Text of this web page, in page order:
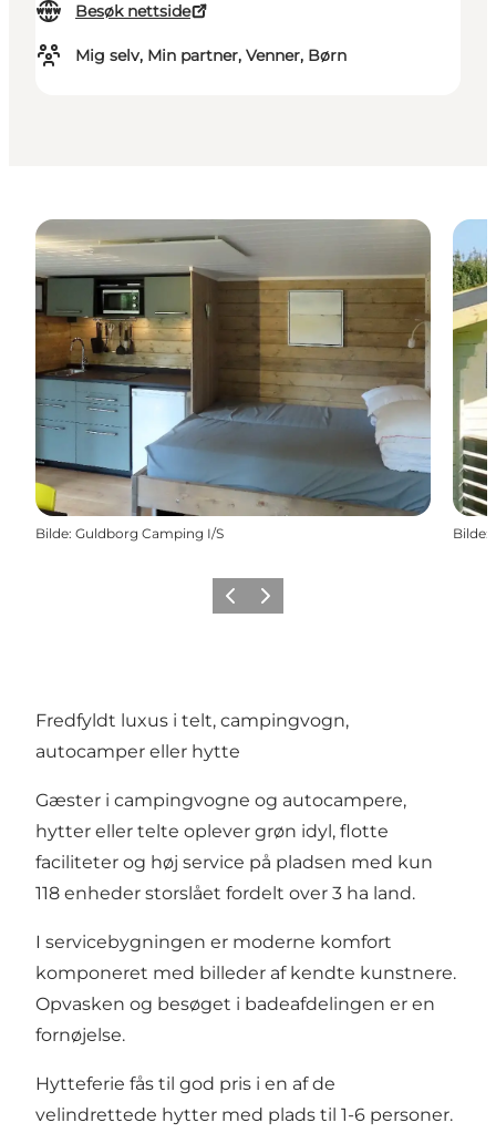
Besøk nettside
Mig selv, Min partner, Venner, Børn
Bilde: Guldborg Camping I/S Bilde:
ForrigeNeste
Fredfyldt luxus i telt, campingvogn,
autocamper eller hytte
Gæster i campingvogne og autocampere,
hytter eller telte oplever grøn idyl, flotte
faciliteter og høj service på pladsen med kun
118 enheder storslået fordelt over 3 ha land.
I servicebygningen er moderne komfort
komponeret med billeder af kendte kunstnere.
Opvasken og besøget i badeafdelingen er en
fornøjelse.
Hytteferie fås til god pris i en af de
velindrettede hytter med plads til 1-6 personer.